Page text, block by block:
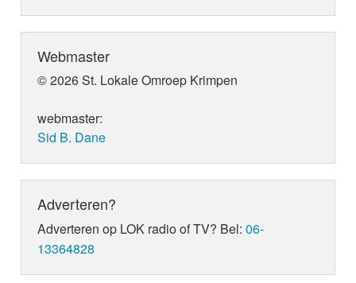
Webmaster
© 2026 St. Lokale Omroep Krimpen
webmaster:
Sid B. Dane
Adverteren?
Adverteren op LOK radio of TV? Bel:06-
13364828